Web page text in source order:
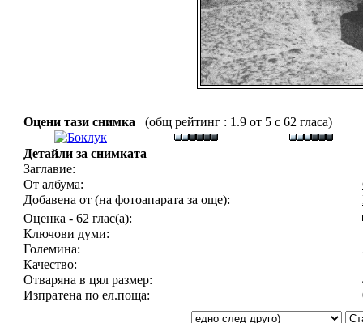
Оцени тази снимка (общ рейтинг : 1.9 от 5 с 62 гласа)
Детайли за снимката
Заглавие:
От албума:
Добавена от (на фотоапарата за още):
Оценка - 62 глас(а):
Ключови думи:
Големина:
Качество:
Отваряна в цял размер:
Изпратена по ел.поща: